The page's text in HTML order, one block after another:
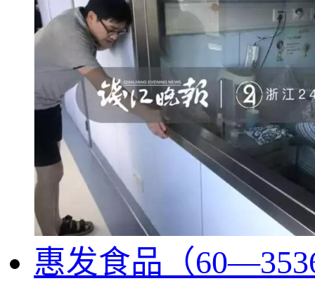
惠发食品（